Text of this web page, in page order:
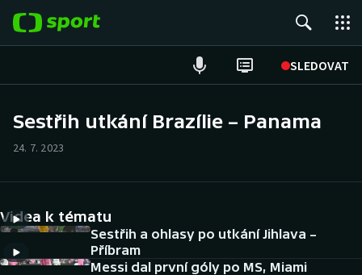
SLEDOVAT
Hokej
Tenis
Atletika
Cyklistika
Sestřih utkání Brazílie – Panama
24. 7. 2023
Videa k tématu
Sestřih a ohlasy po utkání Jihlava –
Příbram
Messi dal první góly po MS, Miami